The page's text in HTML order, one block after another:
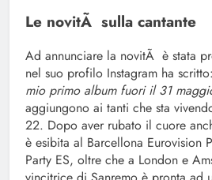
Le novitÃ sulla cantante
Ad annunciare la novitÃ è stata
nel suo profilo Instagram ha
mio primo album fuori il 31
aggiungono ai tanti che sta
22. Dopo aver rubato il cuore
è esibita al Barcellona Eurovision
Party ES, oltre che a London e